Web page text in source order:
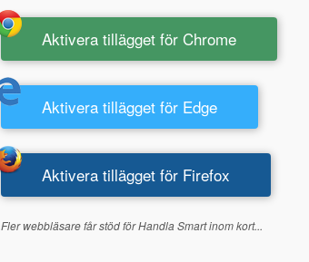
Aktivera tillägget för Chrome
Aktivera tillägget för Edge
Aktivera tillägget för Firefox
Fler webbläsare får stöd för Handla Smart inom kort...